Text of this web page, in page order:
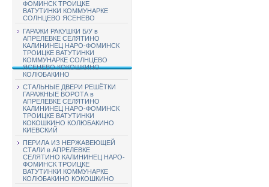
ФОМИНСК ТРОИЦКЕ
ВАТУТИНКИ КОММУНАРКЕ
СОЛНЦЕВО ЯСЕНЕВО
ГАРАЖИ РАКУШКИ Б/У в
АПРЕЛЕВКЕ СЕЛЯТИНО
КАЛИНИНЕЦ НАРО-ФОМИНСК
ТРОИЦКЕ ВАТУТИНКИ
КОММУНАРКЕ СОЛНЦЕВО
ЯСЕНЕВО КОКОШКИНО
КОЛЮБАКИНО
СТАЛЬНЫЕ ДВЕРИ РЕШЁТКИ
ГАРАЖНЫЕ ВОРОТА в
АПРЕЛЕВКЕ СЕЛЯТИНО
КАЛИНИНЕЦ НАРО-ФОМИНСК
ТРОИЦКЕ ВАТУТИНКИ
КОКОШКИНО КОЛЮБАКИНО
КИЕВСКИЙ
ПЕРИЛА ИЗ НЕРЖАВЕЮЩЕЙ
СТАЛИ в АПРЕЛЕВКЕ
СЕЛЯТИНО КАЛИНИНЕЦ НАРО-
ФОМИНСК ТРОИЦКЕ
ВАТУТИНКИ КОММУНАРКЕ
КОЛЮБАКИНО КОКОШКИНО